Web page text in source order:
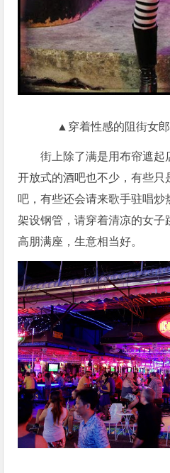
▲穿着性感的阻街女
街上除了满是用布帘遮起
开放式的酒吧也不少，有些只
吧，有些还会请来歌手驻唱
架设钢管，请穿着清凉的女
高朋满座，生意相当好。